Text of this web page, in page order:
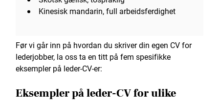
Kinesisk mandarin, full arbeidsferdighet
Før vi går inn på hvordan du skriver din egen CV for
lederjobber, la oss ta en titt på fem spesifikke
eksempler på leder-CV-er:
Eksempler på leder-CV for ulike